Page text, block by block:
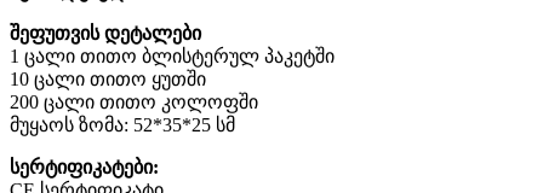
შეფუთვის დეტალები
1 ცალი თითო ბლისტერულ პაკეტში
10 ცალი თითო ყუთში
200 ცალი თითო კოლოფში
მუყაოს ზომა: 52*35*25 სმ
სერტიფიკატები: